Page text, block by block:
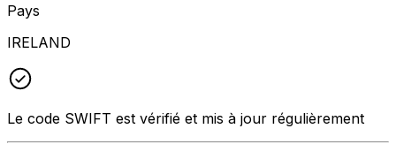
Pays
IRELAND
Le code SWIFT est vérifié et mis à jour régulièrement